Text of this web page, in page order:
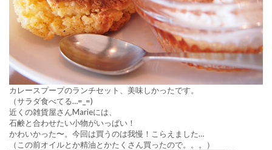
カレースプープのランチセット、美味しかったです。
（サラダ食べてる…=_=)
近くの雑貨屋さんMarieには、
石鹸と合わせたい小物がいっぱい！
かわいかった〜。今回は買うのは我慢！こらえました…
（この前オイルとか精油とかたくさん買ったので。。。）